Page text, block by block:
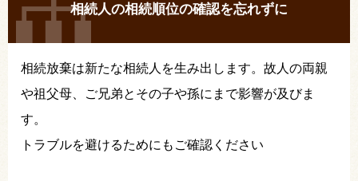
相続人の相続順位の確認を忘れずに
相続放棄は新たな相続人を生み出します。故人の両親
や祖父母、ご兄弟とその子や孫にまで影響が及びま
す。
トラブルを避けるためにもご確認ください